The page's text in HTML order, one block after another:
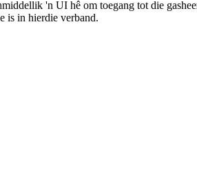
'n UI hê om toegang tot die
is in hierdie verband.